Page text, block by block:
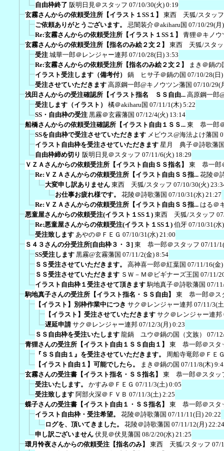
自由枠終了 阪明日見＠スタッフ 07/10/30(火) 0:19
玄霧さんからの依頼受注所【イラスト１SS１】
東西 天狐/スタッフ
ご依頼ありがとうございます。
忌闇装介＠akiharu国 07/10/29(月
Re:玄霧さんからの依頼受注所【イラスト１SS１】
青狸＠キノウ
玄霧さんからの依頼受注所【指名のみ絵２文２】
東西 天狐/スタ
受注 城華一郎＠レンジャー連邦 07/10/28(日) 3:53
Re:玄霧さんからの依頼受注所【指名のみ絵２文２】
まき＠鍋の
イラスト受注します（備考付）
鍋 ヒサ子＠鍋の国 07/10/28(日
受注させていただきます 高原鋼一郎@キノウツン藩国 07/10/29(
浅田さんからの受注確認所【イラスト指名 ＳＳ自由... 高原鋼一郎
受注します（イラスト）
橘＠akiharu国 07/11/1(木) 5:22
SS・自由枠の受注 黒霧＠玄霧藩国 07/12/4(火) 13:14
船橋さんからの依頼受注確認所【イラスト自由１ＳＳ... 東 恭一郎
SSを自由枠で受注させていただきます メビウス@海法よけ藩国
イラスト自由枠を受注させていただきます 星月 典子＠詩歌藩
自由枠締め切り 阪明日見＠スタッフ 07/11/6(火) 18:29
ＶＺＡさんからの依頼受注所【イラスト自由ＳＳ指名】
東 恭一郎
Re:ＶＺＡさんからの依頼受注所【イラスト自由ＳＳ指... 花陵＠
大変申し訳ありません 東西 天狐/スタッフ 07/10/30(火)
お仕事お疲れ様です。
花陵＠詩歌藩国 07/10/31(水) 21:27
Re:ＶＺＡさんからの依頼受注所【イラスト自由ＳＳ指... はる＠
悪童屋さんからの依頼受注(イラスト１SS１) 東西 天狐/スタッフ
Re:悪童屋さんからの依頼受注(イラスト１SS１) 伯牙 07/10/31(水
受注致します あやの＠ＦＥＧ 07/10/31(水) 21:00
Ｓ４３さんの分受注所[自由枠３・３] 東 恭一郎＠スタッフ 07/11/
SS受注します 黒霧@玄霧藩国 07/11/2(金) 8:54
ＳＳ受注させていただきます。
高神喜一郎＠紅葉国 07/11/16(金
ＳＳ受注させていただきます ＳＷ－Ｍ＠ビギナーズ王国 07/11/
イラスト自由枠１受注させて頂きます 駒地真子＠詩歌藩国 07/
駒地真子さんの受注所【イラスト指名・ＳＳ自由】
東 恭一郎＠ス
【イラスト】別枠作業中につき サク＠レンジャー連邦 07/11/3(
【イラスト】受注させていただきます サク＠レンジャー連邦
遅延申請 サク＠レンジャー連邦 07/12/3(月) 0:23
ＳＳ自由枠を受注いたします 龍鍋 ユウ＠鍋の国（文族）
07/
青狸さんの受注所【イラスト自由１ＳＳ自由１】
東 恭一郎＠スタ
『ＳＳ自由１』を受注させていただきます。
周船寺竜郎＠ＦＥ
【イラスト自由１】可能でしたら。
まき＠鍋の国 07/11/8(木)
玄霧さんの受注書【イラスト指名・ＳＳ指名】
東 恭一郎＠スタッ
受注いたします。
かすみ＠ＦＥＧ 07/11/3(土) 0:05
受注致します 阿部火深＠ＦＶＢ 07/11/3(土) 2:25
蝶子さんの受注書【イラスト自由１・ＳＳ指名】
東 恭一郎＠スタ
イラスト自由枠・受注希望。
花陵＠詩歌藩国 07/11/11(日) 20:22
ログを、頂いてきました。
花陵＠詩歌藩国 07/11/12(月) 22:24
申し訳ございません 伏見＠伏見藩国 08/2/20(水) 21:25
環月怜夜さんからの依頼受注【指名のみ】
東西 天狐/スタッフ 07/